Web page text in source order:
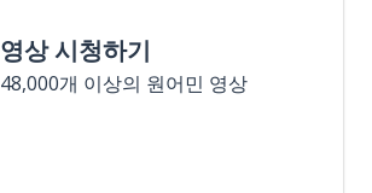
영상 시청하기
48,000개 이상의 원어민 영상